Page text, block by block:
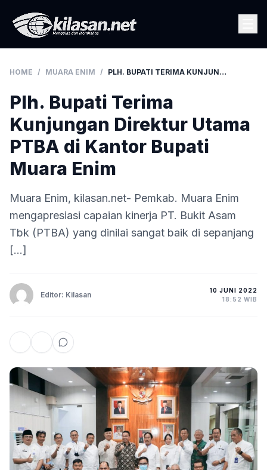
HOME / MUARA ENIM / PLH. BUPATI TERIMA KUNJUNGAN DIREKTUR UTAMA PTBA DI KANTOR BUPATI MUARA ENIM
Plh. Bupati Terima
Kunjungan Direktur Utama
PTBA di Kantor Bupati
Muara Enim
Muara Enim, kilasan.net- Pemkab. Muara Enim
mengapresiasi capaian kinerja PT. Bukit Asam
Tbk (PTBA) yang dinilai sangat baik di sepanjang
[…]
Editor: Kilasan
10 JUNI 2022
18:52 WIB